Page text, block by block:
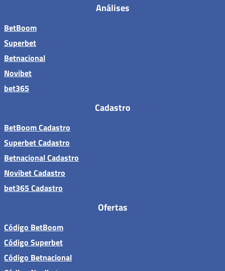
Análises
BetBoom
Superbet
Betnacional
Novibet
bet365
Cadastro
BetBoom Cadastro
Superbet Cadastro
Betnacional Cadastro
Novibet Cadastro
bet365 Cadastro
Ofertas
Código BetBoom
Código Superbet
Código Betnacional